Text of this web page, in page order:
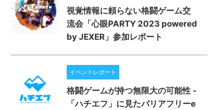
視覚情報に頼らない格闘ゲーム交
流会「心眼PARTY 2023 powered
by JEXER」参加レポート
イベントレポート
格闘ゲームが持つ無限大の可能性 -
「ハチエフ」に見たバリアフリーe